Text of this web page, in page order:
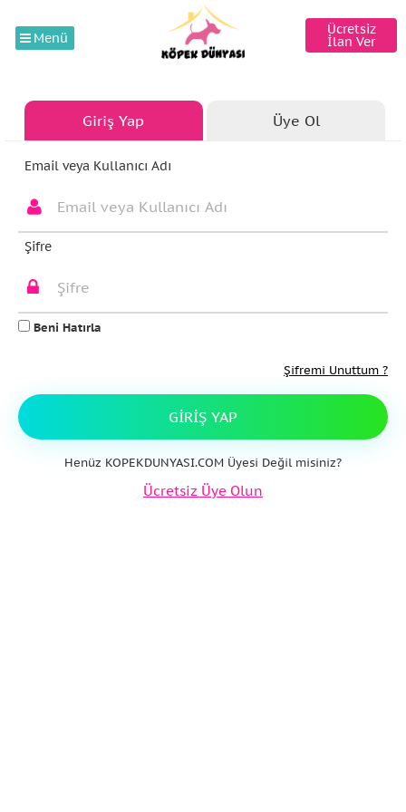
Menü
Ücretsiz
İlan Ver
Giriş Yap Üye Ol
Email veya Kullanıcı Adı
Şifre
Beni Hatırla
Şifremi Unuttum ?
GIRIŞ YAP
Henüz KOPEKDUNYASI.COM Üyesi Değil misiniz?
Ücretsiz Üye Olun